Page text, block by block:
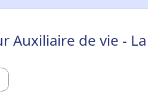
Auxiliaire de vie -